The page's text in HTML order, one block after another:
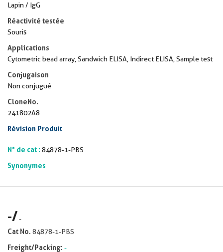
Lapin / IgG
Réactivité testée
Souris
Applications
Cytometric bead array, Sandwich ELISA, Indirect ELISA, Sample test
Conjugaison
Non conjugué
CloneNo.
241802A8
Révision Produit
N° de cat : 84878-1-PBS
Synonymes
-/-
Cat No. 84878-1-PBS
Freight/Packing: -